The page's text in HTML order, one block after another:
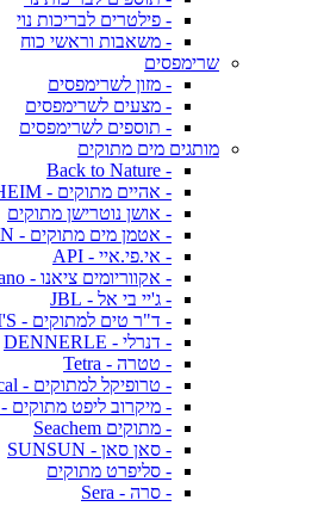
- פילטרים לבריכות נוי
- משאבות וראשי כוח
שרימפסים
- מזון לשרימפסים
- מצעים לשרימפסים
- תוספים לשרימפסים
מותגים מים מתוקים
- Back to Nature
- אהיים מתוקים - EHEIM
- אושן נוטרישן מתוקים
- אטמן מים מתוקים - ATMAN
- אי.פי.איי - API
- אקווריומים ציאנו - Ciano
- ג'יי בי אל - JBL
- ד"ר טים למתוקים - DR. TIM'S
- דנרלי - DENNERLE
- טטרה - Tetra
- טרופיקל למתוקים - Tropical
- מיקרוב ליפט מתוקים - MICROBE LIFT
- מתוקים Seachem
- סאן סאן - SUNSUN
- סליפרט מתוקים
- סרה - Sera